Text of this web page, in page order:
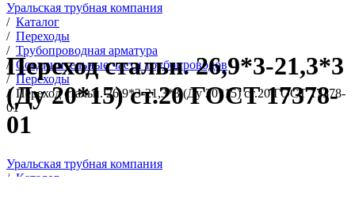
Уральская трубная компания
/ Каталог
/ Переходы
/ Трубопроводная арматура
/ Соединительные части трубопроводов
/ Переходы
/ Переход стальн. 26,9*3-21,3*3 (Ду 20*15) ст.20 ГОСТ 17378-
01
Переход стальн. 26,9*3-21,3*3
(Ду 20*15) ст.20 ГОСТ 17378-
01
Уральская трубная компания
/ Каталог